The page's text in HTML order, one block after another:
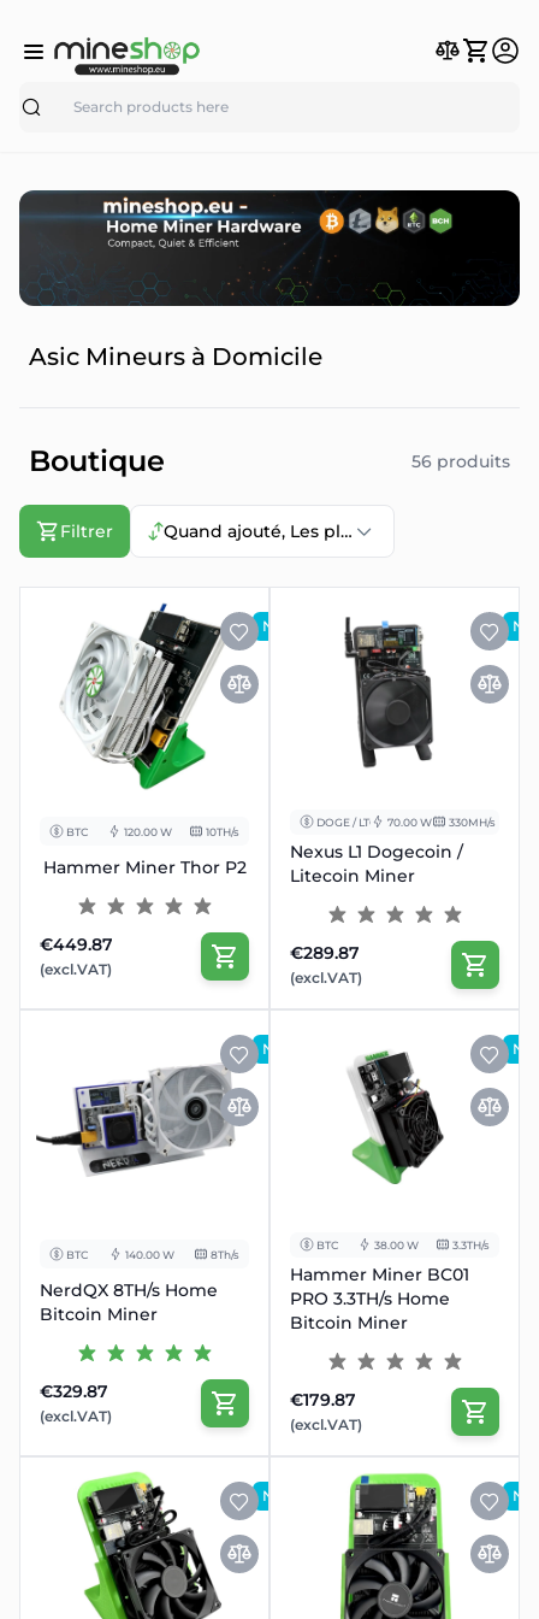
Search
Asic Mineurs à Domicile
Boutique 56 produits
Filtrer Quand ajouté, Les plus récents d’abord
NOUVEAU
BTC 120.00 W 10TH/s
Hammer Miner Thor P2
€449.87
(excl.VAT)
DOGE / LTC 70.00 W 330MH/s
Nexus L1 Dogecoin /
Litecoin Miner
€289.87
(excl.VAT)
NOUVEAU
BTC 140.00 W 8Th/s
NerdQX 8TH/s Home
Bitcoin Miner
€329.87
(excl.VAT)
BTC 38.00 W 3.3TH/s
Hammer Miner BC01
PRO 3.3TH/s Home
Bitcoin Miner
€179.87
(excl.VAT)
NOUVEAU